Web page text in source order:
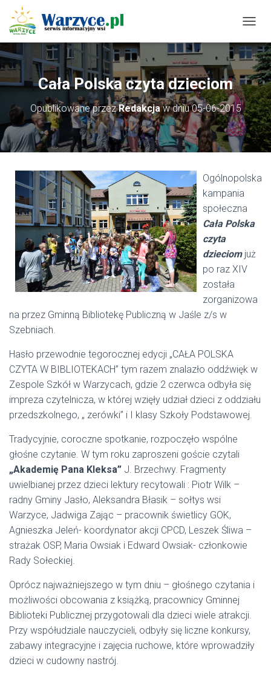
R
Z
E
Ł
Ą
C
Z
N
A
A
Cała Polska czyta dzieciom
Opublikowane przezRedakcjaw dniu05-06-2015
Ogólnopolska
kampania
społeczna
Cała Polska
czyta
dzieciom już
po raz XIV
została
zorganizowa
na przez Gminną Bibliotekę Publiczną w Jaśle z/s w
Szebniach.
Hasło przewodnie tegorocznej edycji „CAŁA POLSKA
CZYTA W BIBLIOTEKACH” tym razem znalazło oddźwięk w
Zespole Szkół w Warzycach, gdzie 2 czerwca odbyła się
impreza czytelnicza, w której wzięły udział dzieci z oddziału
przedszkolnego, „ zerówki” i I klasy Szkoły Podstawowej.
Tradycyjnie, coroczne spotkanie, rozpoczęło wspólne
głośne czytanie. W tym roku zaproszeni goście czytali
„Akademię Pana Kleksa” J. Brzechwy. Fragmenty
uwielbianej przez dzieci lektury recytowali : Piotr Wilk –
radny Gminy Jasło, Aleksandra Błasik – sołtys wsi
Warzyce, Jadwiga Zając – pracownik świetlicy GOK,
Agnieszka Jeleń- koordynator akcji CPCD, Leszek Śliwa –
strażak OSP, Maria Owsiak i Edward Owsiak- członkowie
Rady Sołeckiej.
Oprócz najważniejszego w tym dniu – głośnego czytania i
możliwości obcowania z książką, pracownicy Gminnej
Biblioteki Publicznej przygotowali dla dzieci wiele atrakcji.
Przy współudziale nauczycieli, odbyły się liczne konkursy,
zabawy integracyjne i zajęcia ruchowe, które wprowadziły
dzieci w cudowny nastrój.